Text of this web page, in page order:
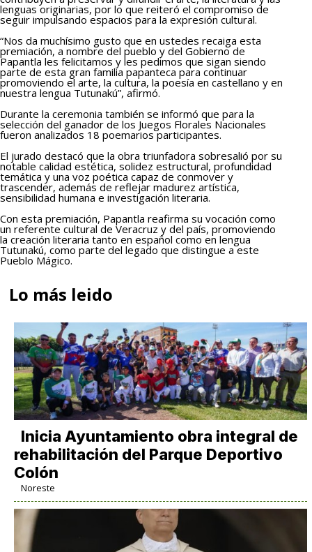
lenguas originarias, por lo que reiteró el compromiso de
seguir impulsando espacios para la expresión cultural.
“Nos da muchísimo gusto que en ustedes recaiga esta
premiación, a nombre del pueblo y del Gobierno de
Papantla les felicitamos y les pedimos que sigan siendo
parte de esta gran familia papanteca para continuar
promoviendo el arte, la cultura, la poesía en castellano y en
nuestra lengua Tutunakú”, afirmó.
Durante la ceremonia también se informó que para la
selección del ganador de los Juegos Florales Nacionales
fueron analizados 18 poemarios participantes.
El jurado destacó que la obra triunfadora sobresalió por su
notable calidad estética, solidez estructural, profundidad
temática y una voz poética capaz de conmover y
trascender, además de reflejar madurez artística,
sensibilidad humana e investigación literaria.
Con esta premiación, Papantla reafirma su vocación como
un referente cultural de Veracruz y del país, promoviendo
la creación literaria tanto en español como en lengua
Tutunakú, como parte del legado que distingue a este
Pueblo Mágico.
Lo más leido
Inicia Ayuntamiento obra integral de
rehabilitación del Parque Deportivo
Colón
Noreste